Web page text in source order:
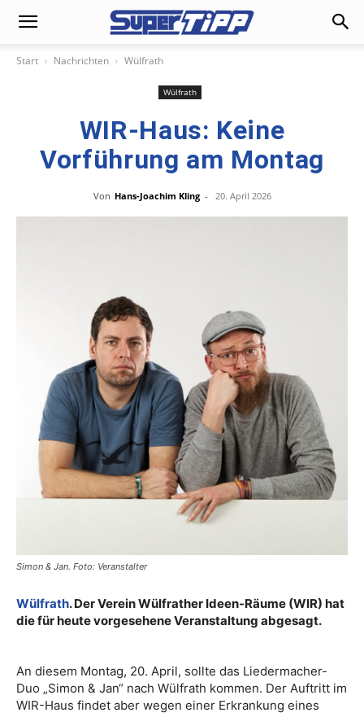
Start Nachrichten Wülfrath
Wülfrath
WIR-Haus: Keine
Vorführung am Montag
Von Hans-Joachim Kling - 20. April 2026
Simon & Jan. Foto: Veranstalter
Wülfrath. Der Verein Wülfrather Ideen-Räume (WIR) hat
die für heute vorgesehene Veranstaltung abgesagt.
An diesem Montag, 20. April, sollte das Liedermacher-
Duo „Simon & Jan“ nach Wülfrath kommen. Der Auftritt im
WIR-Haus findet aber wegen einer Erkrankung eines